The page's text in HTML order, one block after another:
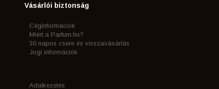
Vásárlói biztonság
Céginformációk
Miért a Parfum.hu?
30 napos csere és visszavásárlás
Jogi információk
Adatkezelés